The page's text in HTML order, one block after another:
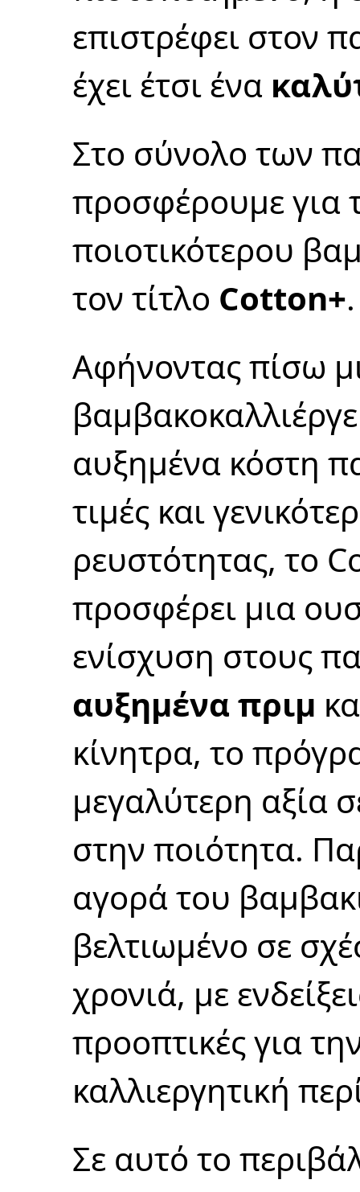
επιστρέφει στον
έχει έτσι ένα
Στο σύνολο των
προσφέρουμε για
ποιοτικότερου
τον τίτλο Cotton+.
Αφήνοντας πίσω
αυξημένα κόστη
τιμές και
ρευστότητας, το
προσφέρει μια
ενίσχυση στους
αυξημένα πριμ
κίνητρα, το
μεγαλύτερη αξία
στην ποιότητα.
αγορά του
βελτιωμένο σε
χρονιά, με
προοπτικές για
καλλιεργητική
Σε αυτό το